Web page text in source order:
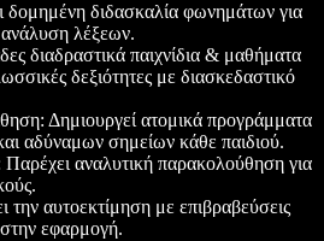
διδασκαλία φωνημάτων για
ανάλυση λέξεων.
διαδραστικά παιχνίδια & μαθήματα
δεξιότητες με διασκεδαστικό
Δημιουργεί ατομικά προγράμματα
αδύναμων σημείων κάθε παιδιού.
αναλυτική παρακολούθηση για
την αυτοεκτίμηση με επιβραβεύσεις
στην εφαρμογή.